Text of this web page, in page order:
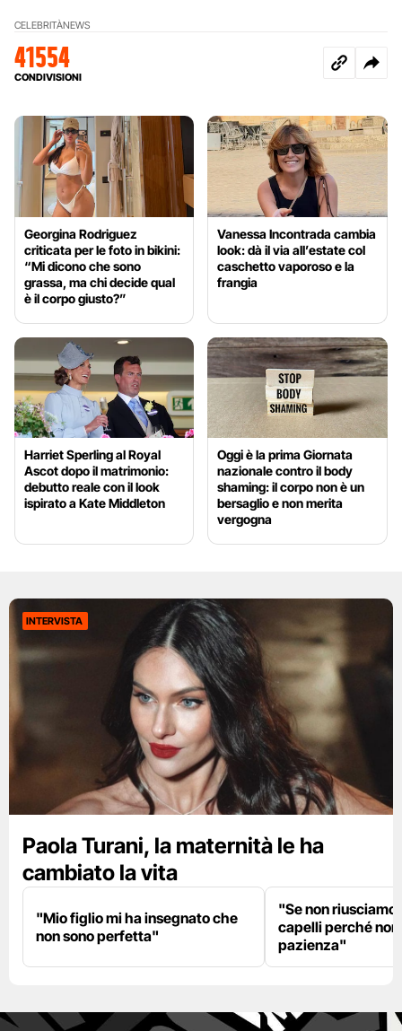
CELEBRITÀNEWS
41554
CONDIVISIONI
Georgina Rodriguez
criticata per le foto in bikini:
“Mi dicono che sono
grassa, ma chi decide qual
è il corpo giusto?”
Vanessa Incontrada cambia
look: dà il via all’estate col
caschetto vaporoso e la
frangia
Harriet Sperling al Royal
Ascot dopo il matrimonio:
debutto reale con il look
ispirato a Kate Middleton
Oggi è la prima Giornata
nazionale contro il body
shaming: il corpo non è un
bersaglio e non merita
vergogna
INTERVISTA
Paola Turani, la maternità le ha
cambiato la vita
"Mio figlio mi ha insegnato che
non sono perfetta"
"Se non riusciamo
capelli perché
pazienza"